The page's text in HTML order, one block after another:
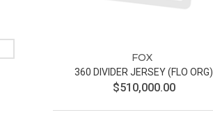
FOX
360 DIVIDER JERSEY (FLO ORG)
$510,000.00